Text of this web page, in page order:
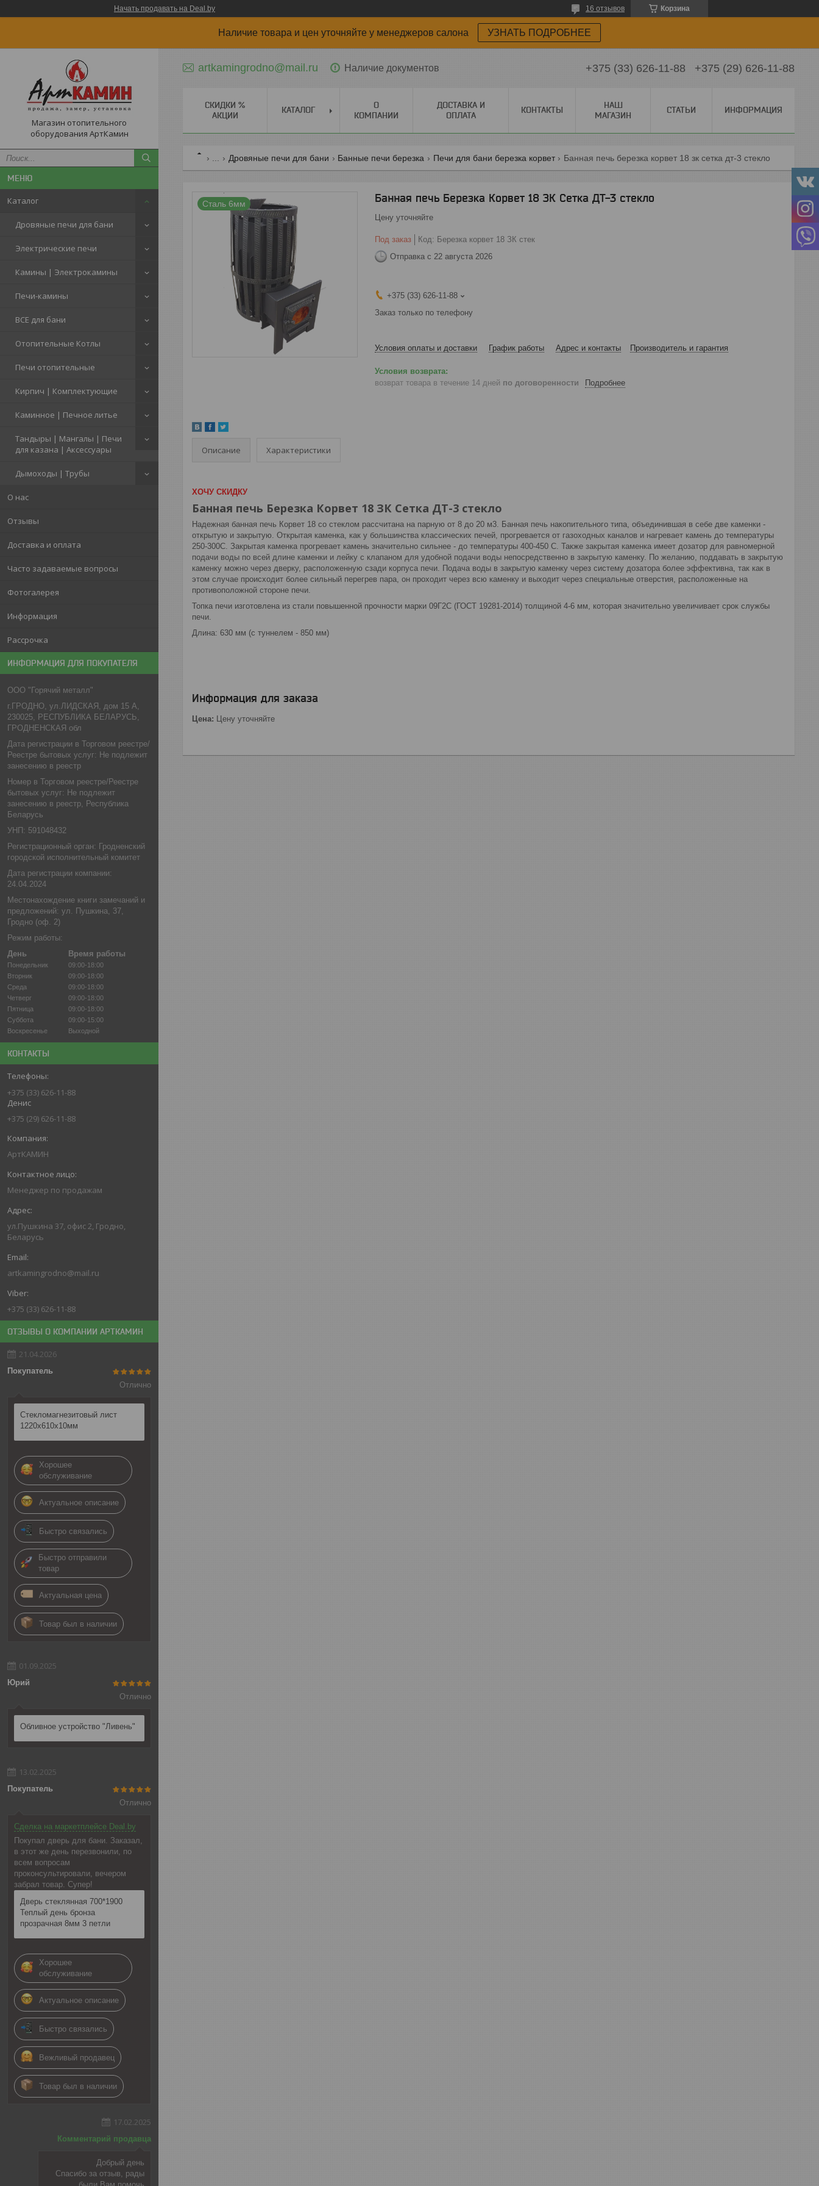
Начать продавать на Deal.by Корзина
16 отзывов
Наличие товара и цен уточняйте у менеджеров салона УЗНАТЬ ПОДРОБНЕЕ
Магазин отопительного
оборудования АртКамин
Каталог
Дровяные печи для бани
Электрические печи
Камины | Электрокамины
Печи-камины
ВСЕ для бани
Отопительные Котлы
Печи отопительные
Кирпич | Комплектующие
Каминное | Печное литье
Тандыры | Мангалы | Печи
для казана | Аксессуары
Дымоходы | Трубы
О нас
Отзывы
Доставка и оплата
Часто задаваемые вопросы
Фотогалерея
Информация
Рассрочка
ИНФОРМАЦИЯ ДЛЯ ПОКУПАТЕЛЯ
ООО "Горячий металл"
г.ГРОДНО, ул.ЛИДСКАЯ, дом 15 А,
230025, РЕСПУБЛИКА БЕЛАРУСЬ,
ГРОДНЕНСКАЯ обл
Дата регистрации в Торговом реестре/
Реестре бытовых услуг: Не подлежит
занесению в реестр
Номер в Торговом реестре/Реестре
бытовых услуг: Не подлежит
занесению в реестр, Республика
Беларусь
УНП: 591048432
Регистрационный орган: Гродненский
городской исполнительный комитет
Дата регистрации компании:
24.04.2024
Местонахождение книги замечаний и
предложений: ул. Пушкина, 37,
Гродно (оф. 2)
Режим работы:
День
Время работы
Понедельник
09:00-18:00
Вторник
09:00-18:00
Среда
09:00-18:00
Четверг
09:00-18:00
Пятница
09:00-18:00
Суббота
09:00-15:00
Воскресенье
Выходной
КОНТАКТЫ
+375 (33) 626-11-88
Денис
+375 (29) 626-11-88
АртКАМИН
Менеджер по продажам
ул.Пушкина 37, офис 2, Гродно,
Беларусь
artkamingrodno@mail.ru
+375 (33) 626-11-88
ОТЗЫВЫ О КОМПАНИИ АРТКАМИН
21.04.2026
Покупатель
Отлично
Стекломагнезитовый лист
1220х610х10мм
Хорошее
обслуживание
Актуальное описание
Быстро связались
Быстро отправили
товар
Актуальная цена
Товар был в наличии
01.09.2025
Юрий
Отлично
Обливное устройство "Ливень"
13.02.2025
Покупатель
Отлично
Сделка на маркетплейсе Deal.by
Покупал дверь для бани. Заказал,
в этот же день перезвонили, по
всем вопросам
проконсультировали, вечером
забрал товар. Супер!
Дверь стеклянная 700*1900
Теплый день бронза
прозрачная 8мм 3 петли
Хорошее
обслуживание
Актуальное описание
Быстро связались
Вежливый продавец
Товар был в наличии
17.02.2025
Комментарий продавца
Добрый день
Спасибо за отзыв, рады
artkamingrodno@mail.ru Наличие документов +375 (33) 626-11-88 +375 (29) 626-11-88
СКИДКИ %
АКЦИИ
КАТАЛОГ
О
КОМПАНИИ
ДОСТАВКА И
ОПЛАТА
КОНТАКТЫ
НАШ
МАГАЗИН
СТАТЬИ ИНФОРМАЦИЯ
Дровяные печи для бани Банные печи березка Печи для бани березка корвет Банная печь березка корвет 18 зк сетка дт-3 стекло
Сталь 6мм Банная печь Березка Корвет 18 ЗК Сетка ДТ-3 стекло
Цену уточняйте
Под заказ Код: Березка корвет 18 ЗК стек
Отправка с 22 августа 2026
+375 (33) 626-11-88
Заказ только по телефону
Условия оплаты и доставки График работы Адрес и контакты Производитель и гарантия
возврат товара в течение 14 дней по договоренности Подробнее
Описание Характеристики
ХОЧУ СКИДКУ
Банная печь Березка Корвет 18 ЗК Сетка ДТ-3 стекло
Надежная банная печь Корвет 18 со стеклом рассчитана на парную от 8 до 20 м3. Банная печь накопительного типа, объединившая в себе две каменки -
открытую и закрытую. Открытая каменка, как у большинства классических печей, прогревается от газоходных каналов и нагревает камень до температуры
250-300С. Закрытая каменка прогревает камень значительно сильнее - до температуры 400-450 С. Также закрытая каменка имеет дозатор для равномерной
подачи воды по всей длине каменки и лейку с клапаном для удобной подачи воды непосредственно в закрытую каменку. По желанию, поддавать в закрытую
каменку можно через дверку, расположенную сзади корпуса печи. Подача воды в закрытую каменку через систему дозатора более эффективна, так как в
этом случае происходит более сильный перегрев пара, он проходит через всю каменку и выходит через специальные отверстия, расположенные на
противоположной стороне печи.
Топка печи изготовлена из стали повышенной прочности марки 09Г2С (ГОСТ 19281-2014) толщиной 4-6 мм, которая значительно увеличивает срок службы
печи.
Длина: 630 мм (с туннелем - 850 мм)
Информация для заказа
Цена: Цену уточняйте